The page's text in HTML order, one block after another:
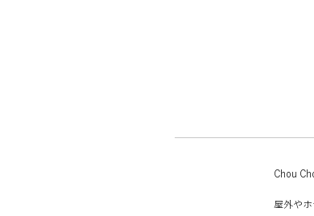
Chou
屋外や